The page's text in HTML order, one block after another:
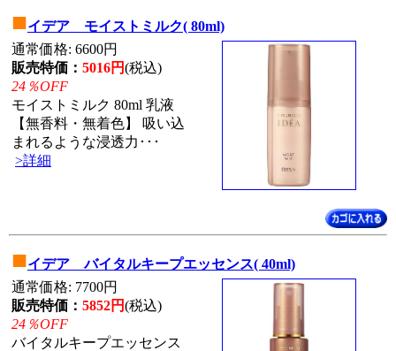
■イデア モイストミルク( 80ml)
通常価格: 6600円
販売特価： 5016円(税込)
24％OFF
モイストミルク 80ml 乳液
【無香料・無着色】 吸い込
まれるような浸透力･･･
>詳細
■イデア バイタルキープエッセンス( 40ml)
通常価格: 7700円
販売特価： 5852円(税込)
24％OFF
バイタルキープエッセンス